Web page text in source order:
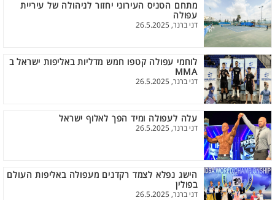
מתחם הטניס העירוני יחזור לניהולה של עיריית
עפולה
דני ברנר, 26.5.2025
לוחמי עפולה קטפו חמש מדליות באליפות ישראל ב
MMA
דני ברנר, 26.5.2025
עלה לעפולה ומיד הפך לאלוף ישראל
דני ברנר, 26.5.2025
הישג נפלא לצמד רקדנים מעפולה באליפות העולם
בפולין
דני ברנר, 26.5.2025